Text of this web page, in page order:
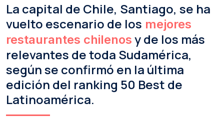
La capital de Chile, Santiago, se ha
vuelto escenario de los mejores
restaurantes chilenos y de los más
relevantes de toda Sudamérica,
según se confirmó en la última
edición del ranking 50 Best de
Latinoamérica.